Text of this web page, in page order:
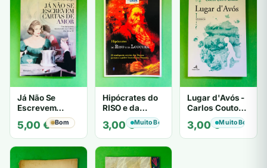
Já Não Se
Escrevem
Cartas de Amor
- Mário
Zambujal
5,00 € Bom
Hipócrates do
RISO e da
LOUCURA
3,00€Muito Bom
Lugar d'Avós -
Carlos Couto
Amaral
3,00€Muito Bom